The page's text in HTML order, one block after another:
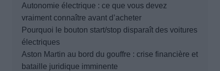
Autonomie électrique : ce que vous devez
vraiment connaître avant d’acheter
Pourquoi le bouton start/stop disparaît des voitures
électriques
Aston Martin au bord du gouffre : crise financière et
bataille juridique imminente